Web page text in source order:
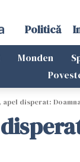
Politică
Monden
apel disperat: